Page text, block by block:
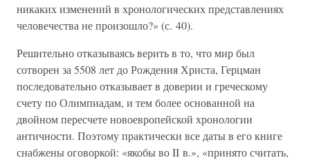
никаких изменений в хронологических представлениях
человечества не произошло?» (с. 40).
Решительно отказываясь верить в то, что мир был
сотворен за 5508 лет до Рождения Христа, Герцман
последовательно отказывает в доверии и греческому
счету по Олимпиадам, и тем более основанной на
двойном пересчете новоевропейской хронологии
античности. Поэтому практически все даты в его книге
снабжены оговоркой: «якобы во II в.», «принято считать,